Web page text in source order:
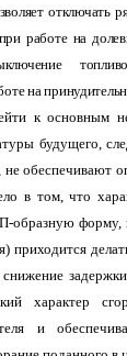
отключать
работе на
на
к основным
будущего,
обеспечивают
в том, что
образную форму,
приходится
характер
и